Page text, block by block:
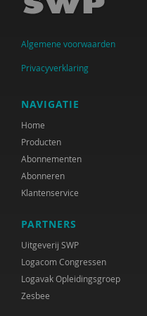
Jan Jukema
Carolien Konijn
J.K. Kool
Paul Kop
Cindy Kruijthof
M.H. Nagtegaal
Coby Nell
Gabriël Prinsenberg
Joke Ravensbergen
Han Spanjaard
Algemene voorwaarden
Privacyverklaring
NAVIGATIE
Home
Producten
Abonnementen
Abonneren
Klantenservice
PARTNERS
Uitgeverij SWP
Logacom Congressen
Logavak Opleidingsgroep
Zesbee